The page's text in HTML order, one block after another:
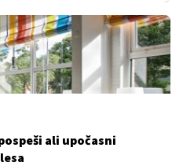
ali upočasni